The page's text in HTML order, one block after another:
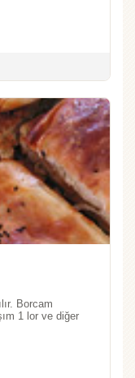
Borcam
1 lor ve diğer